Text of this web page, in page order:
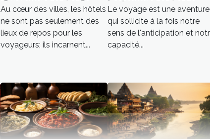
Au cœur des villes, les hôtels
ne sont pas seulement des
lieux de repos pour les
voyageurs; ils incarnent...
Le voyage est une aventure
qui sollicite à la fois notre
sens de l'anticipation et
capacité...